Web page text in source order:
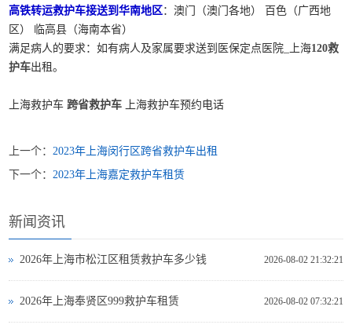
高铁转运救护车接送到华南地区 ：澳门（澳门各地） 百色（广西地
区） 临高县（海南本省）
满足病人的要求：如有病人及家属要求送到医保定点医院_上海120救
护车出租。
上海救护车 跨省救护车 上海救护车预约电话
上一个： 2023年上海闵行区跨省救护车出租
下一个： 2023年上海嘉定救护车租赁
新闻资讯
2026-08-02 21:32:21
2026年上海市松江区租赁救护车多少钱
2026-08-02 07:32:21
2026年上海奉贤区999救护车租赁